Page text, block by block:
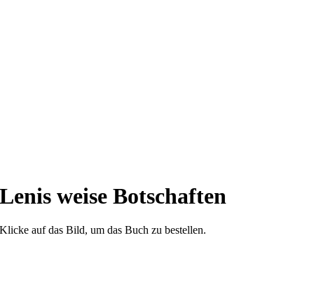
Lenis weise Botschaften
Klicke auf das Bild, um das Buch zu bestellen.